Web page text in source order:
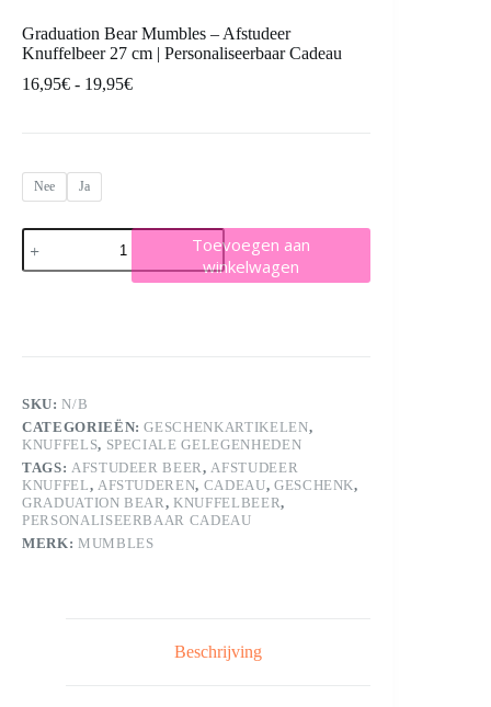
Graduation Bear Mumbles – Afstudeer
Knuffelbeer 27 cm | Personaliseerbaar Cadeau
16,95€ - 19,95€Prijsklasse:
Nee Ja
Graduation
Bear
Mumbles
Personaliseerbaar
Cadeau
aantal
Toevoegen aan
winkelwagen
SKU:N/B
CATEGORIEËN:GESCHENKARTIKELEN,
KNUFFELS, SPECIALE GELEGENHEDEN
TAGS: AFSTUDEER BEER,AFSTUDEER
KNUFFEL, AFSTUDEREN, CADEAU, GESCHENK,
GRADUATION BEAR,KNUFFELBEER,
PERSONALISEERBAAR CADEAU
MERK: MUMBLES
Beschrijving